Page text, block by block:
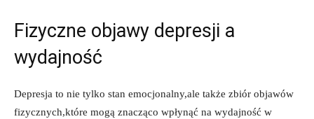
Fizyczne⁤ objawy ​depresji a
wydajność
Depresja⁤ to nie​ tylko stan emocjonalny,ale także zbiór ⁢objawów
fizycznych,które mogą znacząco wpłynąć ⁣na wydajność w